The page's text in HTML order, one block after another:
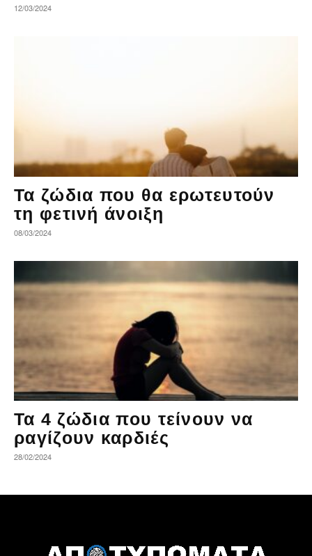
12/03/2024
Τα ζώδια που θα ερωτευτούν
τη φετινή άνοιξη
08/03/2024
Τα 4 ζώδια που τείνουν να
ραγίζουν καρδιές
28/02/2024